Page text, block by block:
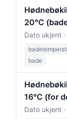
20°C
Dato ukjent
bade
16°C (for
Dato ukjent